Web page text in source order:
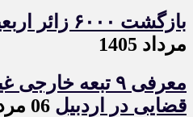
بازگشت ۶۰۰۰ زائر اربعین به اردبیل
مرداد 1405
معرفی ۹ تبعه
قضایی در اردبیل